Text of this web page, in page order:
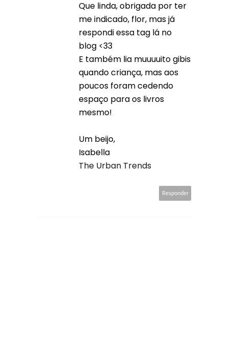
Que linda, obrigada por ter
me indicado, flor, mas já
respondi essa tag lá no
blog <33
E também lia muuuuito gibis
quando criança, mas aos
poucos foram cedendo
espaço para os livros
mesmo!
Um beijo,
Isabella
The Urban Trends
Responder